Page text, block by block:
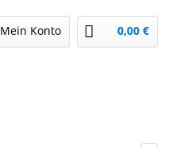
Mein Konto 0,00 €